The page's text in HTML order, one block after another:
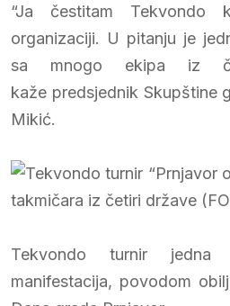
“Ja čestitam Tekvondo
organizaciji. U pitanju je
sa mnogo ekipa iz
kaže predsjednik Skupštine
Mikić.
Tekvondo turnir
manifestacija, povodom